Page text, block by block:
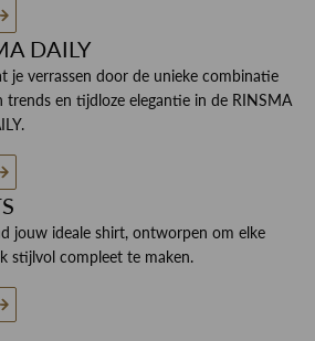
DAILY
je verrassen door de unieke combinatie
trends en tijdloze elegantie in de RINSMA
jouw ideale shirt, ontworpen om elke
stijlvol compleet te maken.